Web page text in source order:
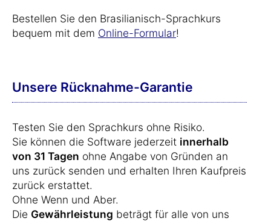
Bestellen Sie den Brasilianisch-Sprachkurs
bequem mit dem Online-Formular!
Unsere Rücknahme-Garantie
Testen Sie den Sprachkurs ohne Risiko.
Sie können die Software jederzeit innerhalb
von 31 Tagen ohne Angabe von Gründen an
uns zurück senden und erhalten Ihren Kaufpreis
zurück erstattet.
Ohne Wenn und Aber.
Die Gewährleistung beträgt für alle von uns